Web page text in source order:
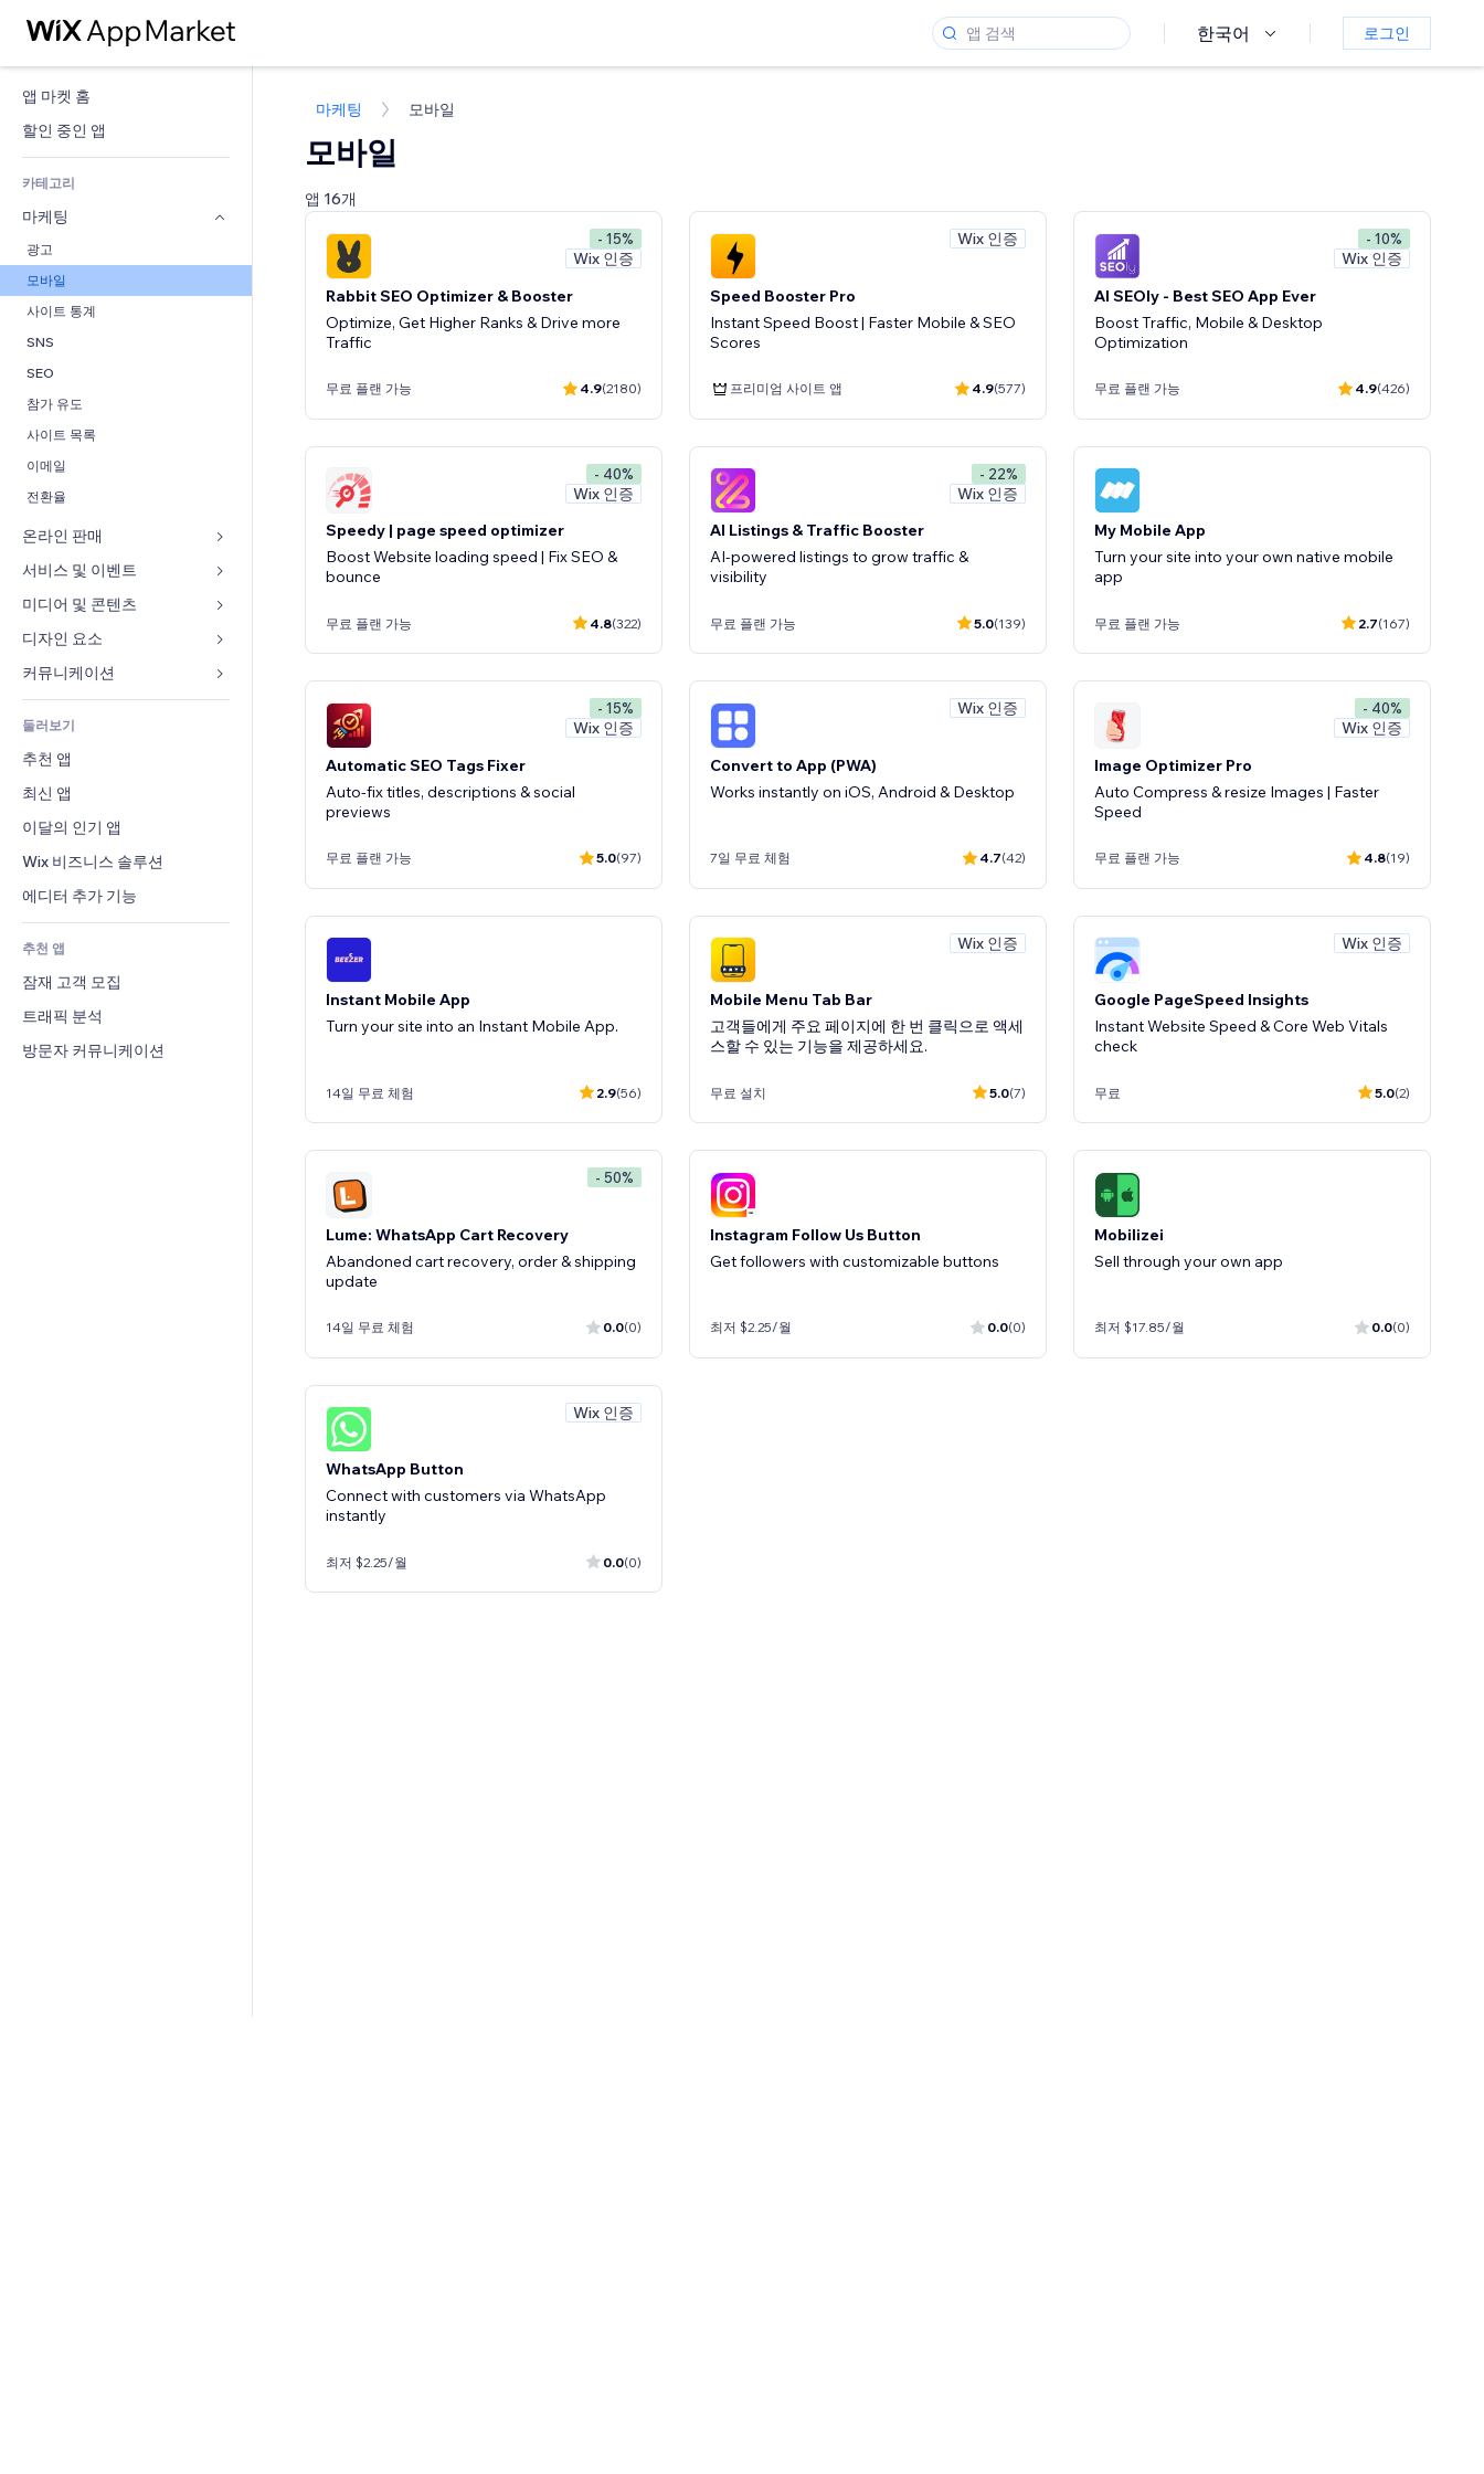
한국어 로그인
앱 마켓 홈
할인 중인 앱
카테고리
마케팅
광고
모바일
사이트 통계
SNS
SEO
참가 유도
사이트 목록
이메일
전환율
온라인 판매
쇼핑몰 관련 앱
배송
판매 버튼
회계
쿠폰 및 로열티
창고 서비스
식품 및 음료
서비스 및 이벤트
호텔
이벤트
음식점
부동산
예약
미디어 및 콘텐츠
갤러리
뮤직
팟캐스트
사진
동영상
PDF
파일 공유
소식
디자인 요소
지도 및 내비게이션
개인정보 및 보안
시계
페이지 템플릿
이미지 효과
버튼 & 메뉴
배너 및 배지
계산기
검색
일기예보
차트 및 표
양식
블로그
설문
채팅
메모
전화번호
커뮤니티
평가와 후기
CRM
둘러보기
추천 앱
최신 앱
이달의 인기 앱
Wix 비즈니스 솔루션
에디터 추가 기능
추천 앱
잠재 고객 모집
트래픽 분석
방문자 커뮤니케이션
마케팅 모바일
모바일
앱 16개
- 15%
Wix 인증
Rabbit SEO Optimizer & Booster
Optimize, Get Higher Ranks & Drive more
Traffic
무료 플랜 가능 4.9(2180)
Wix 인증
Speed Booster Pro
Instant Speed Boost | Faster Mobile & SEO
Scores
프리미엄 사이트 앱 4.9(577)
- 10%
Wix 인증
AI SEOly - Best SEO App Ever
Boost Traffic, Mobile & Desktop
Optimization
무료 플랜 가능 4.9(426)
- 40%
Wix 인증
Speedy | page speed optimizer
Boost Website loading speed | Fix SEO &
bounce
무료 플랜 가능 4.8(322)
- 22%
Wix 인증
AI Listings & Traffic Booster
AI-powered listings to grow traffic &
visibility
무료 플랜 가능 5.0(139)
My Mobile App
Turn your site into your own native mobile
app
무료 플랜 가능 2.7(167)
- 15%
Wix 인증
Automatic SEO Tags Fixer
Auto-fix titles, descriptions & social
previews
무료 플랜 가능 5.0(97)
Wix 인증
Convert to App (PWA)
Works instantly on iOS, Android & Desktop
7일 무료 체험 4.7(42)
- 40%
Wix 인증
Image Optimizer Pro
Auto Compress & resize Images | Faster
Speed
무료 플랜 가능 4.8(19)
Instant Mobile App
Turn your site into an Instant Mobile App.
14일 무료 체험 2.9(56)
Wix 인증
Mobile Menu Tab Bar
고객들에게 주요 페이지에 한 번 클릭으로 액세
스할 수 있는 기능을 제공하세요.
무료 설치 5.0(7)
Wix 인증
Google PageSpeed Insights
Instant Website Speed & Core Web Vitals
check
무료 5.0(2)
- 50%
Lume: WhatsApp Cart Recovery
Abandoned cart recovery, order & shipping
update
14일 무료 체험 0.0(0)
Instagram Follow Us Button
Get followers with customizable buttons
최저 $2.25/월 0.0(0)
Mobilizei
Sell ​​through your own app
최저 $17.85/월 0.0(0)
Wix 인증
WhatsApp Button
Connect with customers via WhatsApp
instantly
최저 $2.25/월 0.0(0)